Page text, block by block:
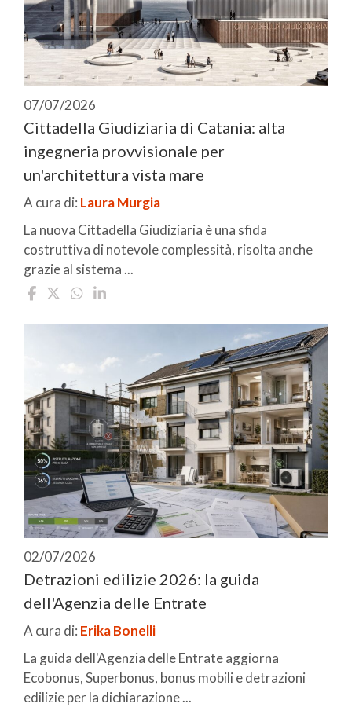
07/07/2026
Cittadella Giudiziaria di Catania: alta
ingegneria provvisionale per
un'architettura vista mare
A cura di: Laura Murgia
La nuova Cittadella Giudiziaria è una sfida
costruttiva di notevole complessità, risolta anche
grazie al sistema ...
02/07/2026
Detrazioni edilizie 2026: la guida
dell'Agenzia delle Entrate
A cura di: Erika Bonelli
La guida dell'Agenzia delle Entrate aggiorna
Ecobonus, Superbonus, bonus mobili e detrazioni
edilizie per la dichiarazione ...